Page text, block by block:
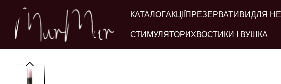
Перейти до основного контенту
КАТАЛОГАКЦІЇ ПРЕЗЕРВАТИВИДЛЯ НЕЇ
СТИМУЛЯТОРИ ХВОСТИКИ І ВУШКА